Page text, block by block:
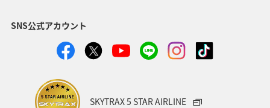
SNS公式アカウント
SKYTRAX 5 STAR AIRLINE